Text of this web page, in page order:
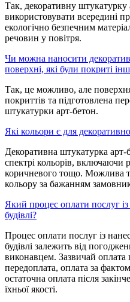
Так, декоративну
використовувати всередині
екологічно безпечним
речовин у повітря.
Чи можна наносити
поверхні, які були покриті
Так, це можливо, але
покриттів та підготовлена
штукатурки арт-бетон.
Які кольори є для
Декоративна штукатурка
спектрі кольорів, включаючи
коричневого тощо. Можлива
кольору за бажанням
Який процес оплати послуг
будівлі?
Процес оплати послуг із
будівлі залежить від
виконавцем. Зазвичай оплата
передоплата, оплата за
остаточна оплата після
їхньої якості.